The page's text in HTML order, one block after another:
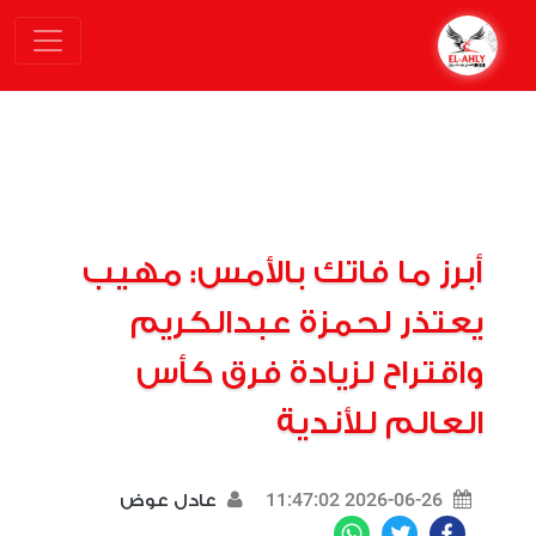
أبرز ما فاتك بالأمس: مهيب
يعتذر لحمزة عبدالكريم
واقتراح لزيادة فرق كأس
العالم للأندية
2026-06-26 11:47:02 عادل عوض